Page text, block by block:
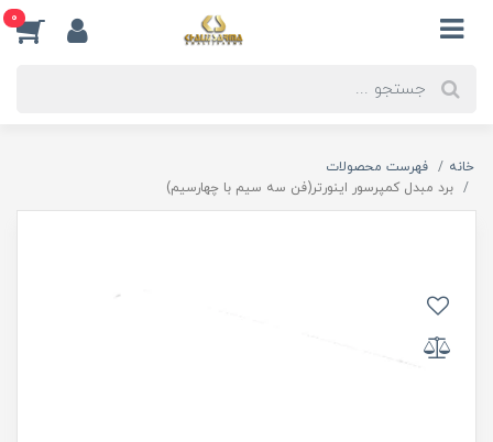
0
خانه
فهرست محصولات
برد مبدل کمپرسور اینورتر(فن سه سیم با چهارسیم)